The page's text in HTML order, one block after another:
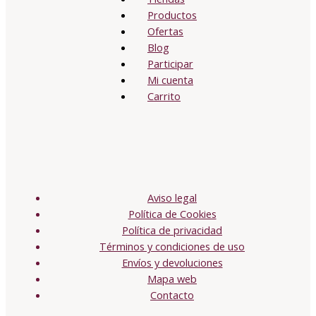
Productos
Ofertas
Blog
Participar
Mi cuenta
Carrito
Aviso legal
Política de Cookies
Política de privacidad
Términos y condiciones de uso
Envíos y devoluciones
Mapa web
Contacto